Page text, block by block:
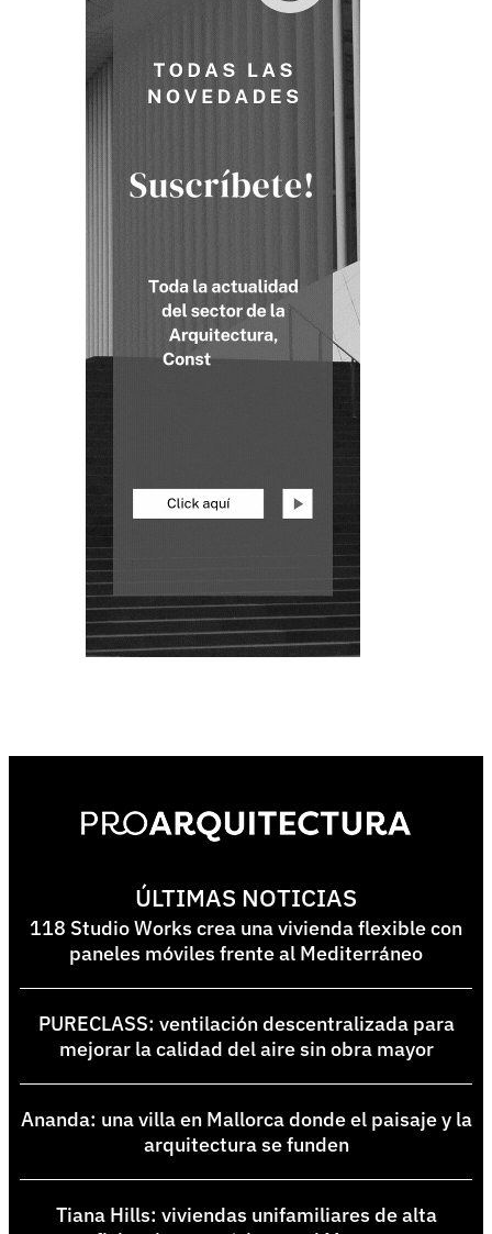
ÚLTIMAS NOTICIAS
118 Studio Works crea una vivienda flexible con
paneles móviles frente al Mediterráneo
PURECLASS: ventilación descentralizada para
mejorar la calidad del aire sin obra mayor
Ananda: una villa en Mallorca donde el paisaje y la
arquitectura se funden
Tiana Hills: viviendas unifamiliares de alta